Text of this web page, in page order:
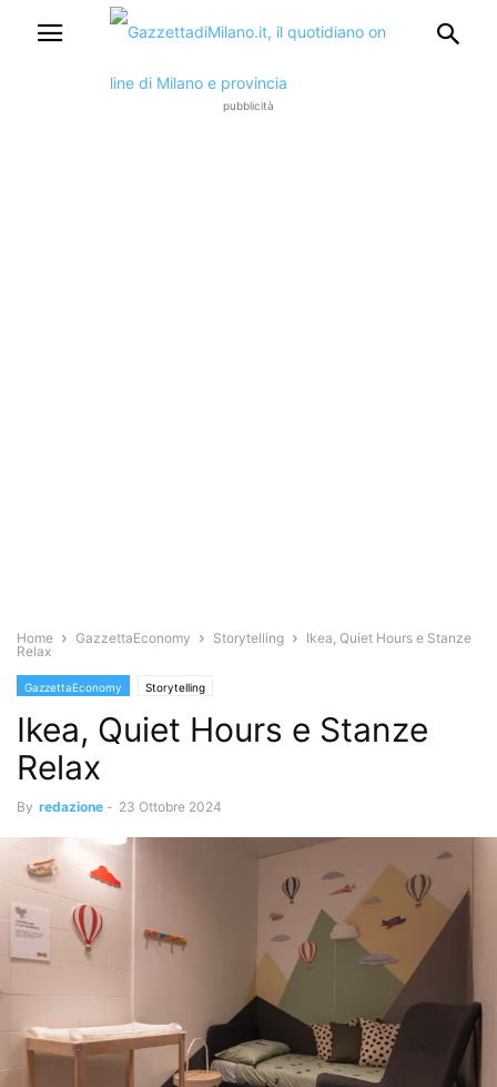
pubblicità
Home GazzettaEconomy Storytelling
Ikea, Quiet Hours e Stanze
Relax
GazzettaEconomy Storytelling
Ikea, Quiet Hours e Stanze
Relax
By redazione - 23 Ottobre 2024